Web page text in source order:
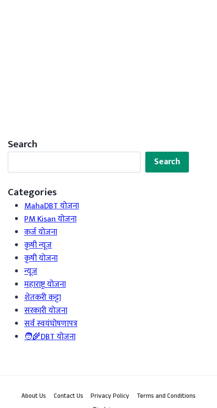
Search
Search
Categories
MahaDBT योजना
PM Kisan योजना
कर्ज योजना
कृषी न्यूज
कृषी योजना
न्यूज
महाराष्ट्र योजना
शेतकरी कट्टा
सरकारी योजना
सर्व स्वयंघोषणापत्र
🧑‍🌾DBT योजना
About Us Contact Us Privacy Policy
Terms and Conditions